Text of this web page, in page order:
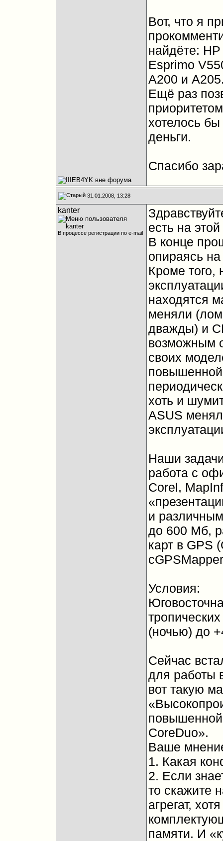
Вот, что я
найдёте:
Esprimo
A200 и
Ещё раз
хотелось
деньги.
Спасибо
31.01.2008, 13:28
kanter
В процессе регистрации по e-mail
есть на этой
В конце
опираясь
Кроме того,
находятся
меняли
дважды) и
возможным
своих
хоть и
ASUS
Наши
работа с
Corel,
и
до 600 Мб,
карт в GPS
Условия:
(ночью) до
Сейчас
для работы
вот такую
CoreDuo».
Ваше
1. Какая
2. Если
то скажите
агрегат,
памяти. И